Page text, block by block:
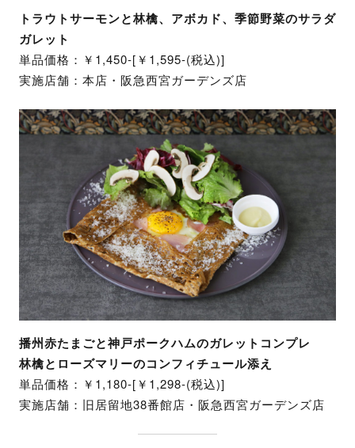
トラウトサーモンと林檎、アボカド、季節野菜のサラダ
ガレット
単品価格：￥1,450-[￥1,595-(税込)]
実施店舗：本店・阪急西宮ガーデンズ店
播州赤たまごと神戸ポークハムのガレットコンプレ
林檎とローズマリーのコンフィチュール添え
単品価格：￥1,180-[￥1,298-(税込)]
実施店舗：旧居留地38番館店・阪急西宮ガーデンズ店